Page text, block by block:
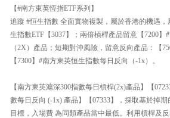
【#南方東英恆指ETF系列】
追蹤 #恒生指數 全面實物複製，屬於香港的機遇，
生指數ETF【3037】；兩倍槓桿產品留意【7200
（2X）產品；短期對沖風險，留意反向產品：【
【7300】#南方東英恒生指數每日反向（-1x）。
【南方東英滬深300指數每日槓桿(2x)產品】【
數每日反向 (-1x) 產品】【07333】，採取基於掉
目標，入場費 為同類產品當中最低。利用槓桿及